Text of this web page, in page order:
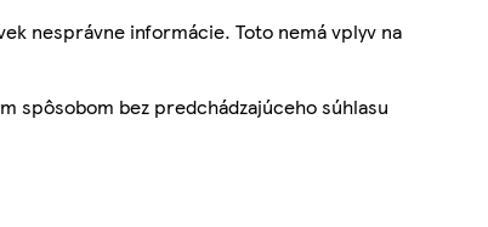
nesprávne informácie. Toto nemá vplyv na
spôsobom bez predchádzajúceho súhlasu